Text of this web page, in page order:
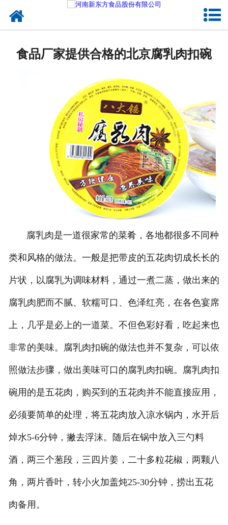
新闻资讯
关于新东方
加入新东方
联系我们
食品厂家提供合格的北京腐乳肉扣碗
腐乳肉是一道很家常的菜肴，各地都很多不同种
类和风格的做法。一般是把带皮的五花肉切成长长的
片状，以腐乳为调味材料，通过一煮二蒸，做出来的
腐乳肉肥而不腻、软糯可口、色泽红亮，在各色宴席
上，几乎是必上的一道菜。不但色彩好看，吃起来也
非常的美味。腐乳肉扣碗的做法也并不复杂，可以依
照做法步骤，做出美味可口的腐乳肉扣碗。腐乳肉扣
碗用的是五花肉，购买到的五花肉并不能直接应用，
必须要简单的处理，将五花肉放入凉水锅内，水开后
焯水5-6分钟，撇去浮沫。随后在锅中放入三勺料
酒，两三个葱段，三四片姜，二十多粒花椒，两颗八
角，两片香叶，转小火加盖炖25-30分钟，捞出五花
肉备用。